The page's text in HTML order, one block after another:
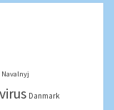
Danmark